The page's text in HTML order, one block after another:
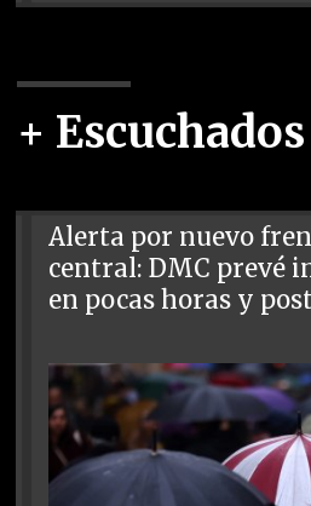
+ Escuchados
Alerta por nuevo
central: DMC prevé
en pocas horas y